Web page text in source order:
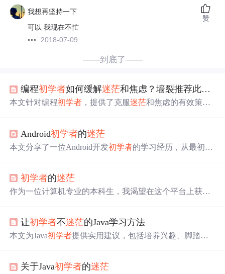
我想再坚持一下
可以 我现在不忙
2018-07-09
赞
——到底了——
编程初学者如何缓解迷茫和焦虑？墙裂推荐此文，助你赢在起跑线
本文针对编程初学者 ，提供了克服迷茫和焦虑的有效策
Android初学者的迷茫
本文分享了一位Android开发初学者的学习经历，从最初的
初学者的迷茫
作为一位计算机专业的本科生，我渴望在这个平台上获取
让初学者不迷茫的Java学习方法
本文为Java初学者提供实用建议，包括培养兴趣、脚踏实
关于Java初学者的迷茫